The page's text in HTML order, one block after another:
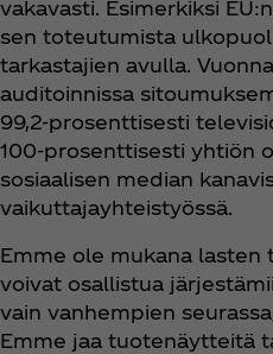
vakavasti. Esimerkiksi
sen toteutumista
tarkastajien avulla.
auditoinnissa
99,2-prosenttisesti
100-prosenttisesti yhtiön
sosiaalisen median
vaikuttajayhteistyössä.
Emme ole mukana lasten
voivat osallistua
vain vanhempien
Emme jaa tuotenäytteitä